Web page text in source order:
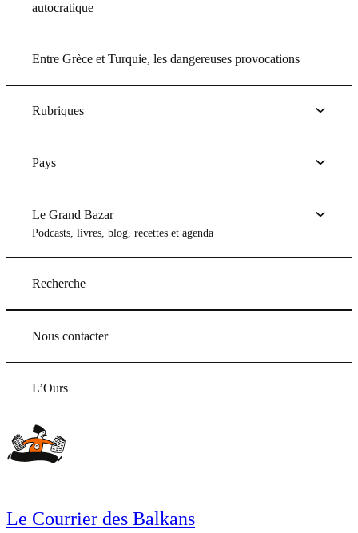
autocratique
Entre Grèce et Turquie, les dangereuses provocations
Rubriques
Pays
Le Grand Bazar
Podcasts, livres, blog, recettes et agenda
Recherche
Nous contacter
L’Ours
Le Courrier des Balkans